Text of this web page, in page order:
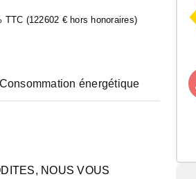
(122602 € hors honoraires)
Consommation énergétique
NOUS VOUS